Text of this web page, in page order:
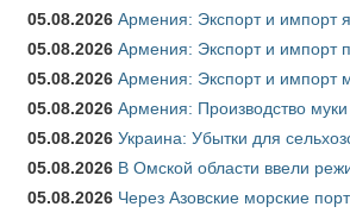
05.08.2026 Армения: Экспорт и импорт
05.08.2026 Армения: Экспорт и импорт
05.08.2026 Армения: Экспорт и импорт
05.08.2026 Армения: Производство
05.08.2026 Украина: Убытки для
05.08.2026 В Омской области ввели
05.08.2026 Через Азовские морские